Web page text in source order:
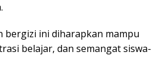
ini diharapkan mampu
belajar, dan semangat siswa-